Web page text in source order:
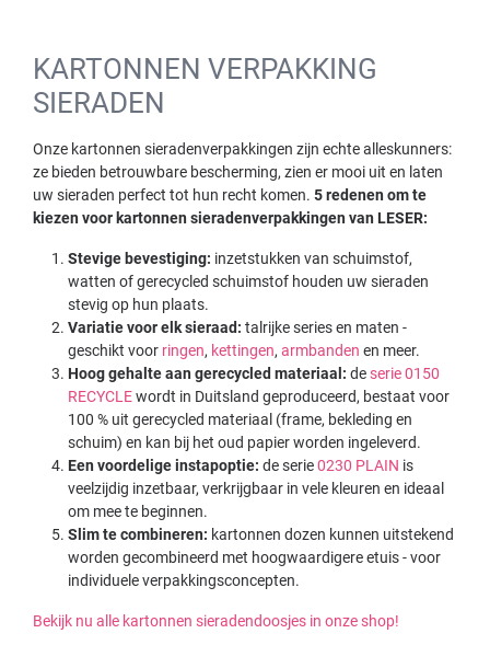
KARTONNEN VERPAKKING
SIERADEN
Onze kartonnen sieradenverpakkingen zijn echte alleskunners:
ze bieden betrouwbare bescherming, zien er mooi uit en laten
uw sieraden perfect tot hun recht komen. 5 redenen om te
kiezen voor kartonnen sieradenverpakkingen van LESER:
Stevige bevestiging: inzetstukken van schuimstof,
watten of gerecycled schuimstof houden uw sieraden
stevig op hun plaats.
Variatie voor elk sieraad: talrijke series en maten -
geschikt voor ringen, kettingen, armbanden en meer.
Hoog gehalte aan gerecycled materiaal: deserie 0150
RECYCLEwordt in Duitsland geproduceerd, bestaat voor
100 % uit gerecycled materiaal (frame, bekleding en
schuim) en kan bij het oud papier worden ingeleverd.
Een voordelige instapoptie: de serie0230 PLAIN is
veelzijdig inzetbaar, verkrijgbaar in vele kleuren en ideaal
om mee te beginnen.
Slim te combineren: kartonnen dozen kunnen uitstekend
worden gecombineerd met hoogwaardigere etuis - voor
individuele verpakkingsconcepten.
Bekijk nu alle kartonnen sieradendoosjes in onze shop!